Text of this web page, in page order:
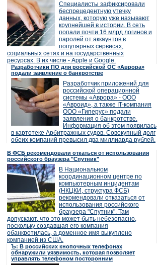
Специалисты зафиксировали
беспрецедентную утечку
данных, которую уже называют
крупнейшей в истории. В сеть
попали почти 16 млрд логинов и
паролей от аккаунтов в
популярных сервисах,
социальных сетях и на государственных
ресурсах. В их числе - Apple и Google.
Разработчики ПО для российской ОС «Аврора»
подали заявление о банкротстве
Разработчик приложений для
российской операционной
системы «Аврора» - ООО
«Авроид», а также IT-компания
ООО «Гиперус» подали
заявления о банкротстве.
Информация об этом появилась
в картотеке Арбитражных судов. Совокупный долг
обеих компаний превысил два миллиарда рублей.
В ФСБ рекомендовали откаться от использования
российского браузера "Спутник"
В Национальном
координационном центре по
компьютерным инцидентам
(НКЦКИ, структура ФСБ)
рекомендовали отказаться от
использования российского
браузера "Спутник". Там
допускают, что это может быть небезопасно,
поскольку создавшая его компания
обанкротилась, а доменное имя выкуплено
компанией из США.
Ъ: В российских кнопочных телефонах
обнаружили уязвимость, которая позволяет
управлять телефоном посторонним